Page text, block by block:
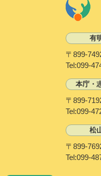
有
〒899-
Tel:099-
本庁・
〒899-
Tel:099-
松
〒899-
Tel:099-